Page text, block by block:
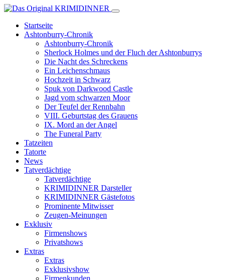
Startseite
Ashtonburry-Chronik
Ashtonburry-Chronik
Sherlock Holmes und der Fluch der Ashtonburrys
Die Nacht des Schreckens
Ein Leichenschmaus
Hochzeit in Schwarz
Spuk von Darkwood Castle
Jagd vom schwarzen Moor
Der Teufel der Rennbahn
VIII. Geburtstag des Grauens
IX. Mord an der Angel
The Funeral Party
Tatzeiten
Tatorte
News
Tatverdächtige
Tatverdächtige
KRIMIDINNER Darsteller
KRIMIDINNER Gästefotos
Prominente Mitwisser
Zeugen-Meinungen
Exklusiv
Firmenshows
Privatshows
Extras
Extras
Exklusivshow
Firmenkunden